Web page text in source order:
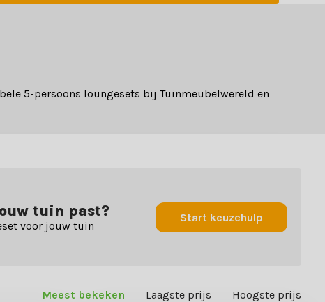
5-persoons loungesets bij Tuinmeubelwereld en
tuin past?
voor jouw tuin
Start keuzehulp
Meest bekeken Laagste prijs Hoogste prijs